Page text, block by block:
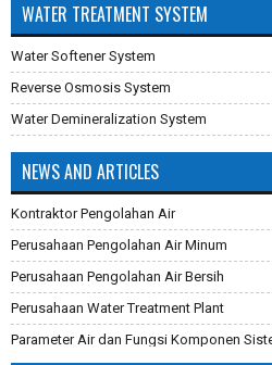
WATER TREATMENT SYSTEM
Water Softener System
Reverse Osmosis System
Water Demineralization System
NEWS AND ARTICLES
Kontraktor Pengolahan Air
Perusahaan Pengolahan Air Minum
Perusahaan Pengolahan Air Bersih
Perusahaan Water Treatment Plant
Parameter Air dan Fungsi Komponen